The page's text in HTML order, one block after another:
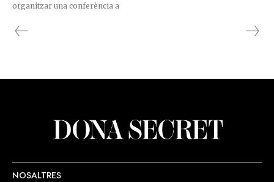
organitzar una conferència a
Soler, moderada pel Dr. Vicenç
NOSALTRES